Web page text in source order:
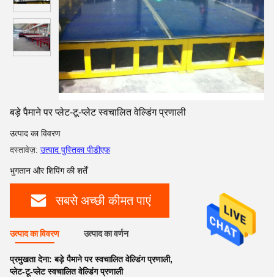
बड़े पैमाने पर प्लेट-टू-प्लेट स्वचालित वेल्डिंग प्रणाली
उत्पाद का विवरण
दस्तावेज़: उत्पाद पुस्तिका पीडीएफ
भुगतान और शिपिंग की शर्तें
सबसे अच्छी कीमत पाएं
उत्पाद का विवरण उत्पाद का वर्णन
प्रमुखता देना:बड़े पैमाने पर स्वचालित वेल्डिंग प्रणाली,
प्लेट-टू-प्लेट स्वचालित वेल्डिंग प्रणाली